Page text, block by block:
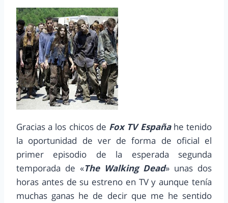
Gracias a los chicos de Fox TV Españahe tenido
la oportunidad de ver de forma de oficial el
primer episodio de la esperada segunda
temporada de «The Walking Dead» unas dos
horas antes de su estreno en TV y aunque tenía
muchas ganas he de decir que me he sentido